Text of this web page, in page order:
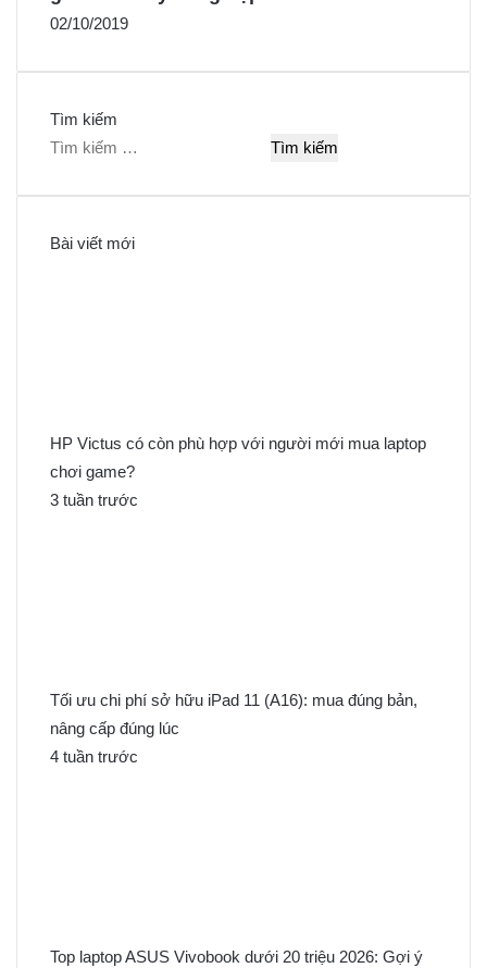
02/10/2019
Tìm kiếm
T
Bài viết mới
HP Victus có còn phù hợp với người mới mua laptop
chơi game?
3 tuần trước
Tối ưu chi phí sở hữu iPad 11 (A16): mua đúng bản,
nâng cấp đúng lúc
4 tuần trước
Top laptop ASUS Vivobook dưới 20 triệu 2026: Gợi ý